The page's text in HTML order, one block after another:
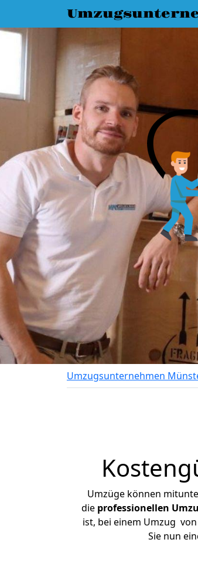
Umzugsunternehmen
Umzüge können
die professionellen
ist, bei einem Umzug
Sie nun